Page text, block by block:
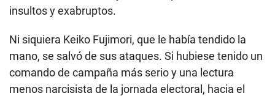
insultos y exabruptos.
Ni siquiera Keiko Fujimori, que le había tendido la
mano, se salvó de sus ataques. Si hubiese tenido un
comando de campaña más serio y una lectura
menos narcisista de la jornada electoral, hacia el